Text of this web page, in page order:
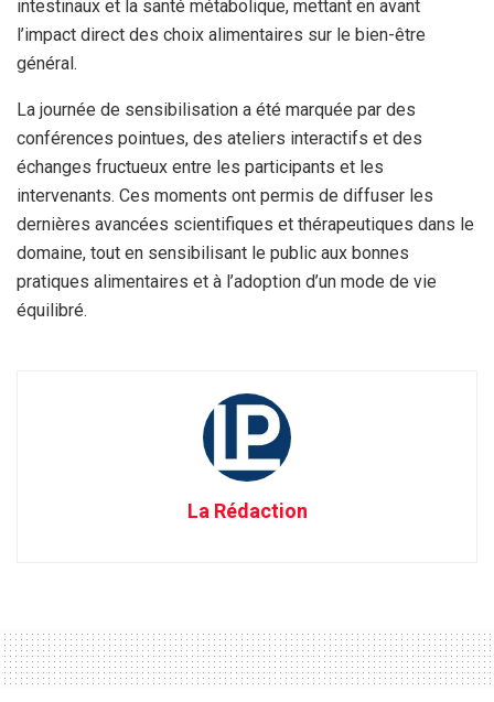
intestinaux et la santé métabolique, mettant en avant
l’impact direct des choix alimentaires sur le bien-être
général.
La journée de sensibilisation a été marquée par des
conférences pointues, des ateliers interactifs et des
échanges fructueux entre les participants et les
intervenants. Ces moments ont permis de diffuser les
dernières avancées scientifiques et thérapeutiques dans le
domaine, tout en sensibilisant le public aux bonnes
pratiques alimentaires et à l’adoption d’un mode de vie
équilibré.
La Rédaction